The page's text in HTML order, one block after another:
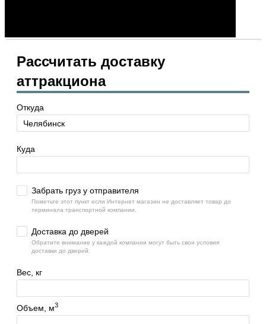
Рассчитать доставку
аттракциона
Откуда
Куда
Забрать груз у отправителя
Пометьте этот пункт если Интернет магазин не доставляет товар до
терминала транспортной компании.
Доставка до дверей
Обратите внимание у каждой компании могут быть свои условия
доставки до дверей.
Вес, кг
Объем, м3